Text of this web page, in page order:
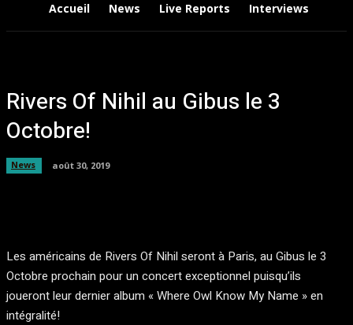
Accueil News Live Reports Interviews
Rivers Of Nihil au Gibus le 3
Octobre!
News août 30, 2019
Les américains de Rivers Of Nihil seront à Paris, au Gibus le 3
Octobre prochain pour un concert exceptionnel puisqu’ils
joueront leur dernier album « Where Owl Know My Name » en
intégralité!